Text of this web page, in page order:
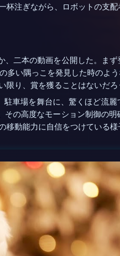
注ぎながら、ロボットの支
二本の動画を公開した。ま
い隅っこを発見した時のよ
り、賞を獲ることはないだろ
駐車場を舞台に、驚くほど流
の高度なモーション制御の
動能力に自信をつけている